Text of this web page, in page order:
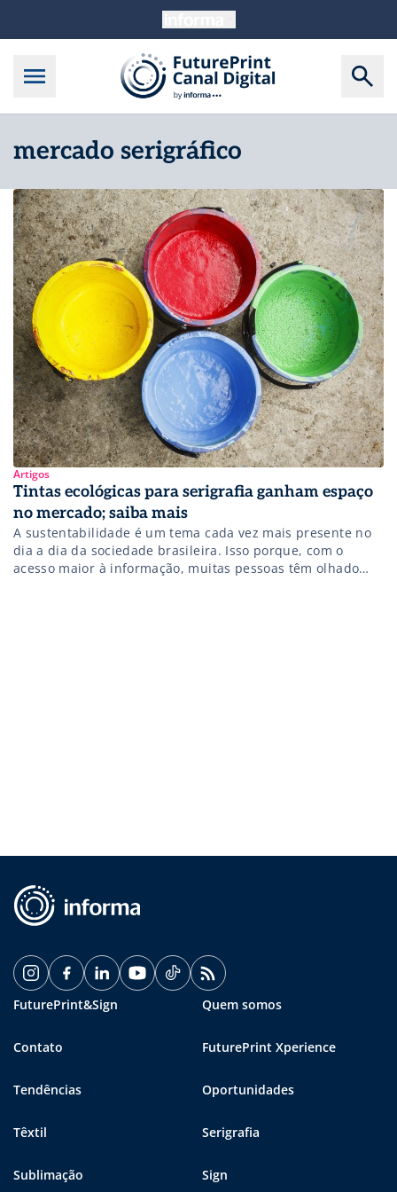
mercado serigráfico
Artigos
Tintas ecológicas para serigrafia ganham espaço
no mercado; saiba mais
A sustentabilidade é um tema cada vez mais presente no
dia a dia da sociedade brasileira. Isso porque, com o
acesso maior à informação, muitas pessoas têm olhado
FuturePrint&Sign Quem somos
Contato FuturePrint Xperience
Tendências Oportunidades
Têxtil Serigrafia
Sublimação Sign